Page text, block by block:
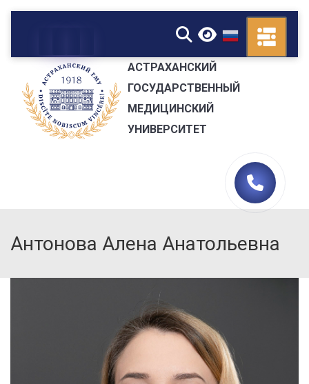
▼
АСТРАХАНСКИЙ
ГОСУДАРСТВЕННЫЙ
МЕДИЦИНСКИЙ
УНИВЕРСИТЕТ
Антонова Алена Анатольевна